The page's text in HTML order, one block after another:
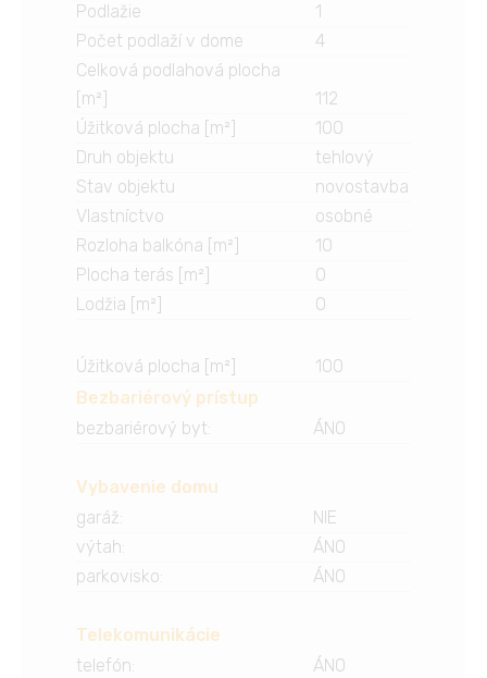
Podlažie
1
Počet podlaží v dome
4
Celková podlahová plocha
[m²]
112
Úžitková plocha [m²]
100
Druh objektu
tehlový
Stav objektu
novostavba
Vlastníctvo
osobné
Rozloha balkóna [m²]
10
Plocha terás [m²]
0
Lodžia [m²]
0
Úžitková plocha [m²]
100
Bezbariérový prístup
bezbariérový byt: ÁNO
Vybavenie domu
garáž:
NIE
výtah:
ÁNO
parkovisko: ÁNO
Telekomunikácie
telefón:
ÁNO